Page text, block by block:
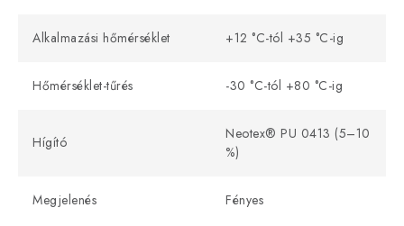
Alkalmazási hőmérséklet +12 °C-tól +35 °C-ig
Hőmérséklet-tűrés -30 °C-tól +80 °C-ig
Hígító
Neotex® PU 0413 (5–10
%)
Megjelenés Fényes